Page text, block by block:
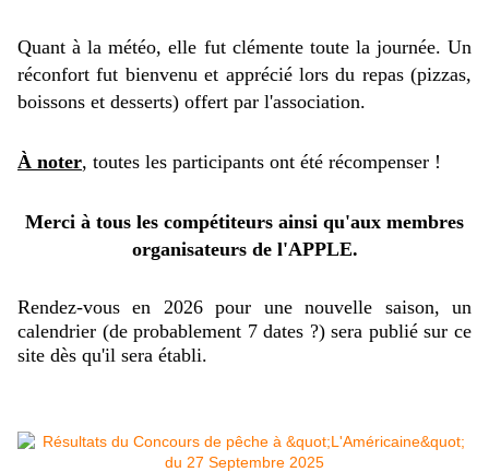
Quant à la météo, elle fut clémente toute la journée. Un
réconfort fut bienvenu et apprécié lors du repas (pizzas,
boissons et desserts) offert par l'association.
À noter, toutes les participants ont été récompenser !
Merci à tous les compétiteurs ainsi qu'aux membres
organisateurs de l'APPLE.
Rendez-vous en 2026 pour une nouvelle saison, un
calendrier (de probablement 7 dates ?) sera publié sur ce
site dès qu'il sera établi.